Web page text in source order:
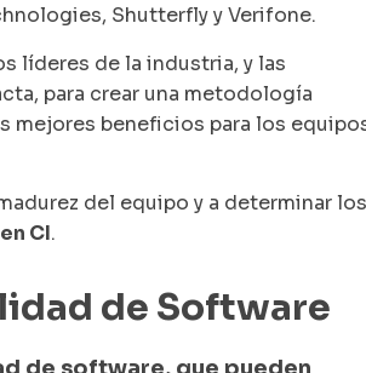
Shutterfly y Verifone.
líderes de la industria, y las
para crear una metodología
mejores beneficios para los
del equipo y a determinar los
CI.
de Software
de software, que pueden